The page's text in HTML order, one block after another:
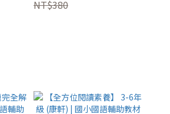
NT$380